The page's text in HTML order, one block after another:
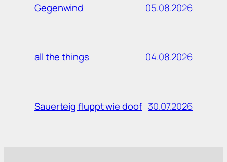
Gegenwind 05.08.2026
all the things 04.08.2026
Sauerteig fluppt wie doof 30.07.2026